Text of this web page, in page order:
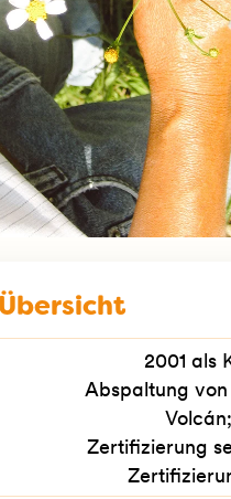
2001 als
Abspaltung
Zertifizierung